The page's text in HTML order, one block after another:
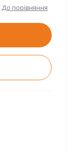
До порівняння